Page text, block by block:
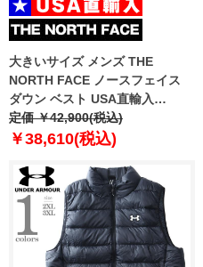
大きいサイズ メンズ THE
NORTH FACE ノースフェイス
ダウン ベスト USA直輸入
nf0a84ik-jk3
定価 ￥42,900(税込)
￥38,610(税込)